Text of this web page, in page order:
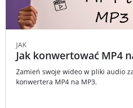
JAK
Jak konwertować MP4
Zamień swoje wideo w pliki audio
konwertera MP4 na MP3.